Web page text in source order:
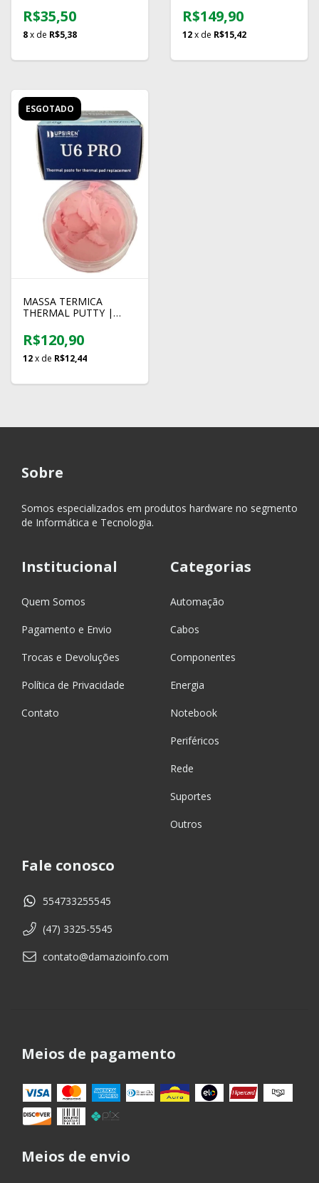
R$35,50
8x de R$5,38
| 12.8W/m-K
R$149,90
12x de R$15,42
ESGOTADO
MASSA TERMICA
THERMAL PUTTY |
| 12.8W/m-K
R$120,90
12x de R$12,44
Sobre
Somos especializados em produtos hardware no segmento
de Informática e Tecnologia.
Institucional
Quem Somos
Pagamento e Envio
Trocas e Devoluções
Política de Privacidade
Contato
Categorias
Automação
Cabos
Componentes
Energia
Notebook
Periféricos
Rede
Suportes
Outros
Fale conosco
554733255545
(47) 3325-5545
contato@damazioinfo.com
Meios de pagamento
Meios de envio